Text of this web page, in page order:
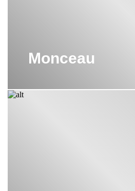
Monceau